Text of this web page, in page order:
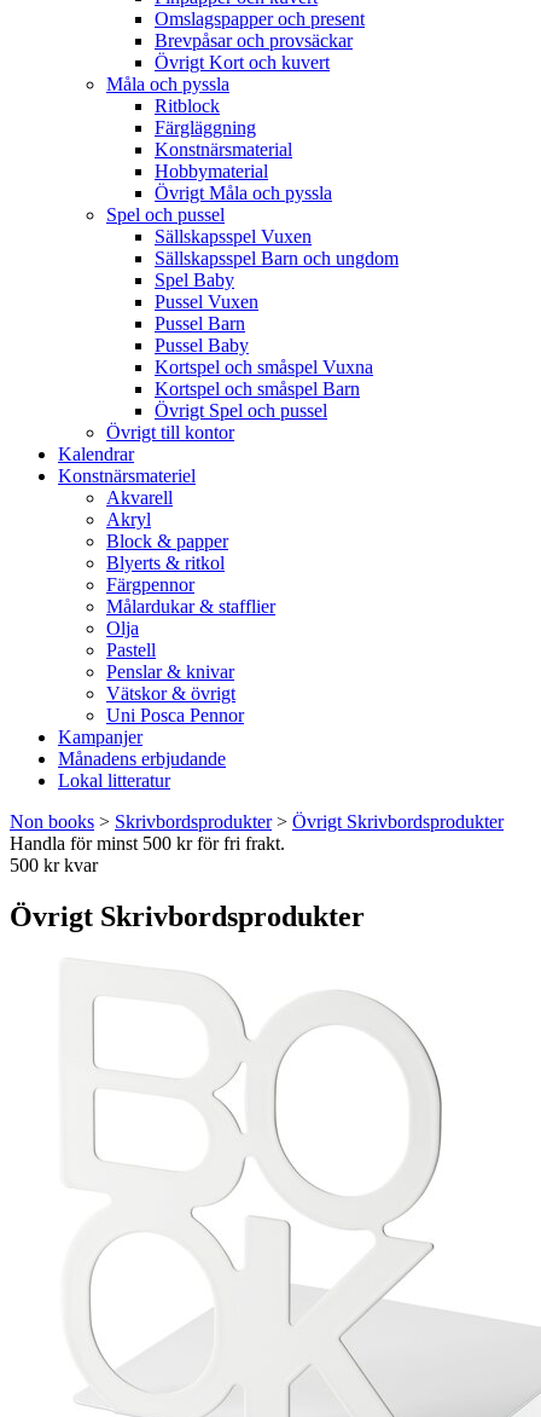
Omslagspapper och present
Brevpåsar och provsäckar
Övrigt Kort och kuvert
Måla och pyssla
Ritblock
Färgläggning
Konstnärsmaterial
Hobbymaterial
Övrigt Måla och pyssla
Spel och pussel
Sällskapsspel Vuxen
Sällskapsspel Barn och ungdom
Spel Baby
Pussel Vuxen
Pussel Barn
Pussel Baby
Kortspel och småspel Vuxna
Kortspel och småspel Barn
Övrigt Spel och pussel
Övrigt till kontor
Kalendrar
Konstnärsmateriel
Akvarell
Akryl
Block & papper
Blyerts & ritkol
Färgpennor
Målardukar & stafflier
Olja
Pastell
Penslar & knivar
Vätskor & övrigt
Uni Posca Pennor
Kampanjer
Månadens erbjudande
Lokal litteratur
Non books > Skrivbordsprodukter> Övrigt Skrivbordsprodukter
Handla för minst 500 kr för fri frakt.
500 kr kvar
Övrigt Skrivbordsprodukter